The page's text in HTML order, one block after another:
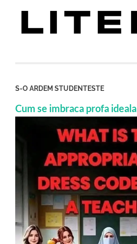
S-O ARDEM STUDENTESTE
Cum se imbraca profa ideala